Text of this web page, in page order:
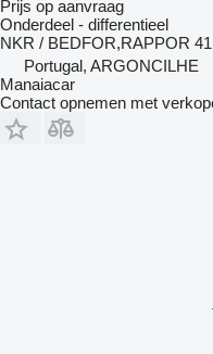
Prijs op aanvraag
Onderdeel - differentieel
NKR / BEDFOR,RAPPOR
Portugal, ARGONCILHE
Manaiacar
Contact opnemen met